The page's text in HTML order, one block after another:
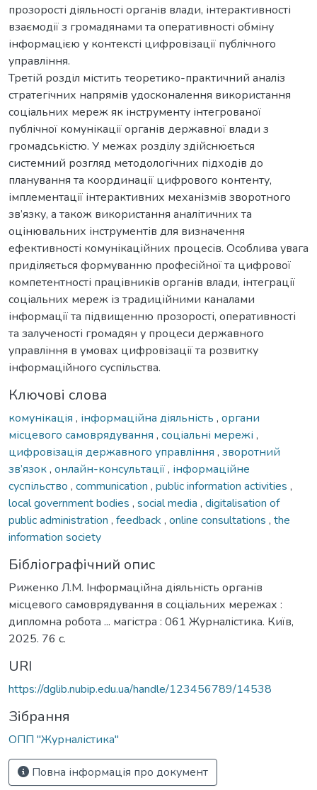
прозорості діяльності органів влади, інтерактивності
взаємодії з громадянами та оперативності обміну
інформацією у контексті цифровізації публічного
управління.
Третій розділ містить теоретико-практичний аналіз
стратегічних напрямів удосконалення використання
соціальних мереж як інструменту інтегрованої
публічної комунікації органів державної влади з
громадськістю. У межах розділу здійснюється
системний розгляд методологічних підходів до
планування та координації цифрового контенту,
імплементації інтерактивних механізмів зворотного
зв’язку, а також використання аналітичних та
оцінювальних інструментів для визначення
ефективності комунікаційних процесів. Особлива увага
приділяється формуванню професійної та цифрової
компетентності працівників органів влади, інтеграції
соціальних мереж із традиційними каналами
інформації та підвищенню прозорості, оперативності
та залученості громадян у процеси державного
управління в умовах цифровізації та розвитку
інформаційного суспільства.
Ключові слова
комунікація , інформаційна діяльність , органи
місцевого самоврядування , соціальні мережі ,
цифровізація державного управління , зворотний
зв’язок, онлайн-консультації, інформаційне
суспільство , communication , public information activities ,
local government bodies , social media , digitalisation of
public administration , feedback , online consultations , the
information society
Бібліографічний опис
Риженко Л.М. Інформаційна діяльність органів
місцевого самоврядування в соціальних мережах :
дипломна робота ... магістра : 061 Журналістика. Київ,
2025. 76 с.
URI
https://dglib.nubip.edu.ua/handle/123456789/14538
Зібрання
ОПП "Журналістика"
Повна інформація про документ